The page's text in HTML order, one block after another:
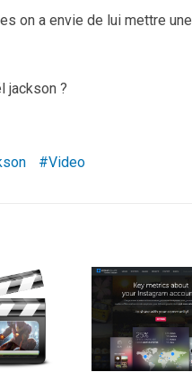
on a envie de lui mettre une
jackson ?
Video